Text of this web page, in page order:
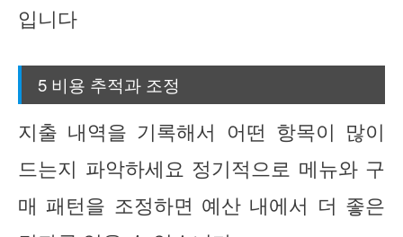
입니다
5 비용 추적과 조정
지출 내역을 기록해서 어떤 항목이 많이
드는지 파악하세요 정기적으로 메뉴와 구
매 패턴을 조정하면 예산 내에서 더 좋은